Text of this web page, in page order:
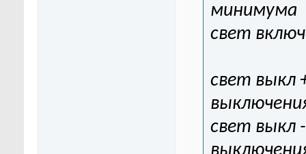
минимума
свет
свет выкл
свет выкл